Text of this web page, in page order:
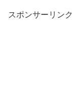
スポンサーリンク